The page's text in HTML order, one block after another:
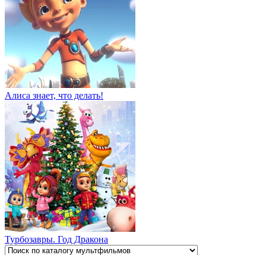
Алиса знает, что делать!
Турбозавры. Год Дракона